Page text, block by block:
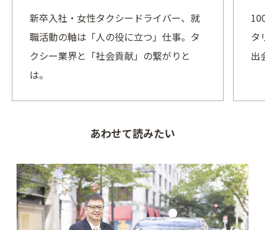
新卒入社・女性タクシードライバー、就
職活動の軸は「人の役に立つ」仕事。タ
クシー業界と「社会貢献」の繋がりと
は。
タ
出
あわせて読みたい